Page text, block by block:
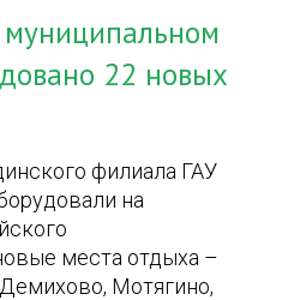
22 новых
филиала ГАУ
на
места отдыха –
Мотягино,